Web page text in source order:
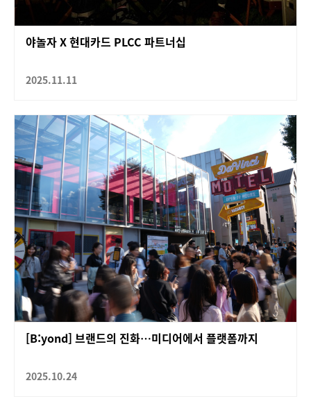
야놀자 X 현대카드 PLCC 파트너십
2025.11.11
[B:yond] 브랜드의 진화…미디어에서 플랫폼까지
2025.10.24